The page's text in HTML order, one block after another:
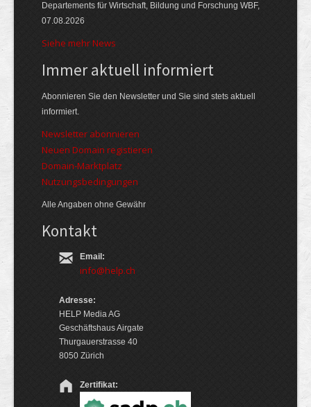
Departements für Wirtschaft, Bildung und Forschung WBF,
07.08.2026
Siehe mehr News
Immer aktuell informiert
Abonnieren Sie den Newsletter und Sie sind stets aktuell
informiert.
Newsletter abonnieren
Neuen Domain registieren
Domain-Marktplatz
Nutzungsbedingungen
Alle Angaben ohne Gewähr
Kontakt
Email:
info@help.ch
Adresse:
HELP Media AG
Geschäftshaus Airgate
Thurgauerstrasse 40
8050 Zürich
Zertifikat: